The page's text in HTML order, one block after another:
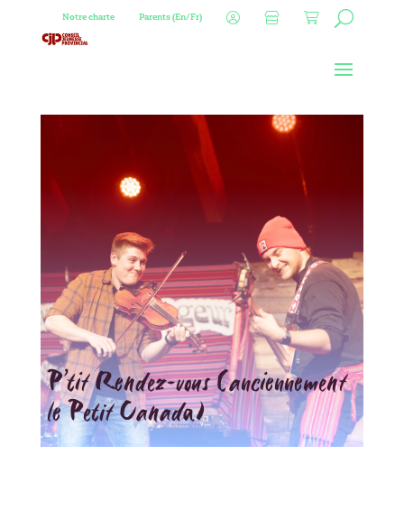
Notre charte Parents (En/Fr)
P’tit Rendez-vous (anciennement
le Petit Canada)